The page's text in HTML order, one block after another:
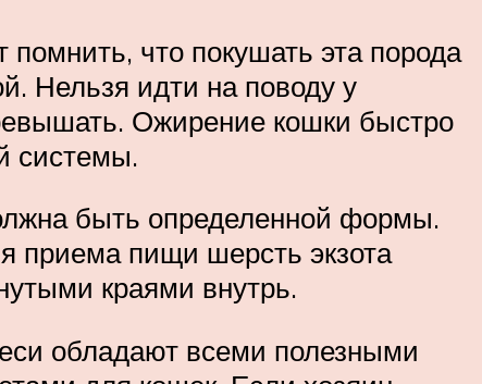
что покушать эта порода
Нельзя идти на поводу у
Ожирение кошки быстро
системы.
быть определенной формы.
приема пищи шерсть экзота
краями внутрь.
обладают всеми полезными